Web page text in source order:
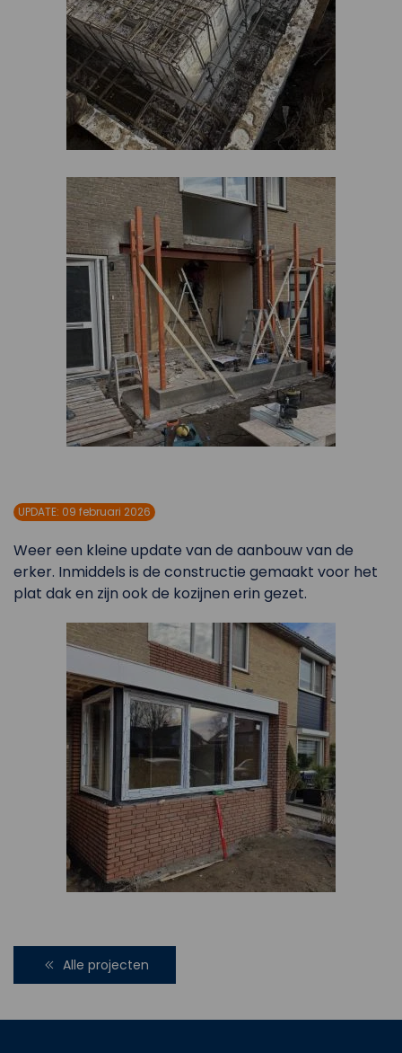
UPDATE: 09 februari 2026
Weer een kleine update van de aanbouw van de
erker. Inmiddels is de constructie gemaakt voor het
plat dak en zijn ook de kozijnen erin gezet.
Alle projecten